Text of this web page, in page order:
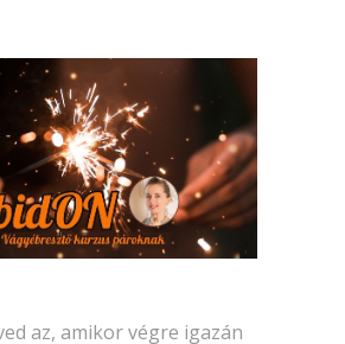
az, amikor végre igazán